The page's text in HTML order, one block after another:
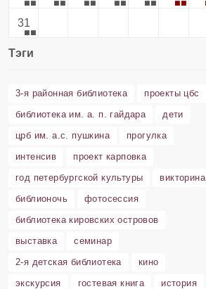
31
Тэги
3-я районная библиотека
проекты цбс
библиотека им. а. п. гайдара
дети
црб им. а.с. пушкина
прогулка
интенсив
проект карповка
год петербургской культуры
викторина
библионочь
фотосессия
библиотека кировских островов
выставка
семинар
2-я детская библиотека
кино
экскурсия
гостевая книга
история